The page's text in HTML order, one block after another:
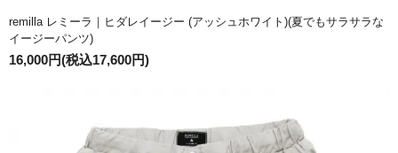
remilla レミーラ｜ヒダレイージー (アッシュホワイト)(夏でもサラサラな
イージーパンツ)
16,000円(税込17,600円)